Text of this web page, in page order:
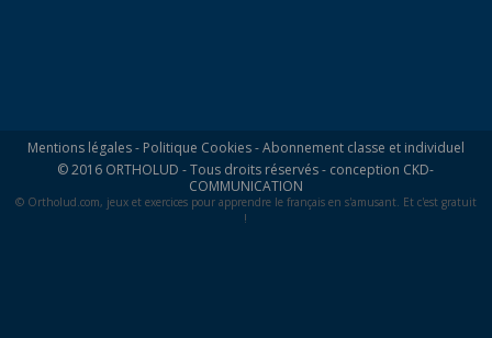
Mentions légales- Politique Cookies-Abonnement classe et individuel
© 2016 ORTHOLUD - Tous droits réservés - conception CKD-
COMMUNICATION
© Ortholud.com, jeux et exercices pour apprendre le français en s'amusant. Et c'est gratuit
!